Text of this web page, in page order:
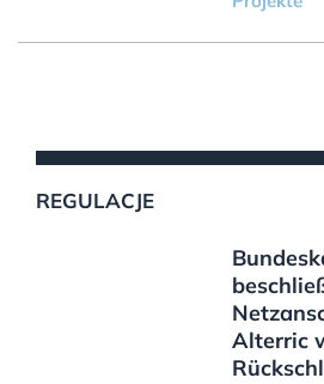
REGULACJE
Alterric